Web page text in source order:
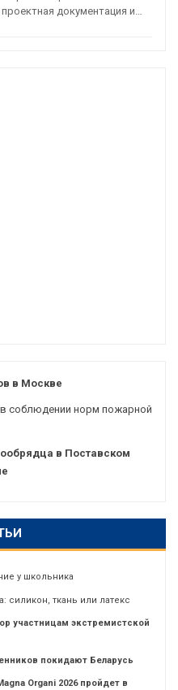
документация и…
в Москве
в соблюдении норм пожарной
в Поставском
у школьника
силикон, ткань или латекс
участницам экстремистской
покидают Беларусь
Organi 2026 пройдет в